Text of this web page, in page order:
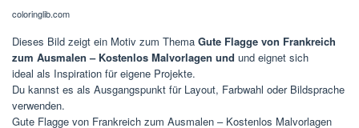
coloringlib.com
Dieses Bild zeigt ein Motiv zum Thema Gute Flagge von Frankreich
zum Ausmalen – Kostenlos Malvorlagen und und eignet sich
ideal als Inspiration für eigene Projekte.
Du kannst es als Ausgangspunkt für Layout, Farbwahl oder Bildsprache
verwenden.
Gute Flagge von Frankreich zum Ausmalen – Kostenlos Malvorlagen